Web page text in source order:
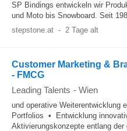
SP Bindings entwickeln wir
und Moto bis Snowboard. Seit
stepstone.at - 2 Tage alt
Customer Marketing &
- FMCG
Leading Talents - Wien
und operative Weiterentwicklung
Portfolios • Entwicklung
Aktivierungskonzepte entlang